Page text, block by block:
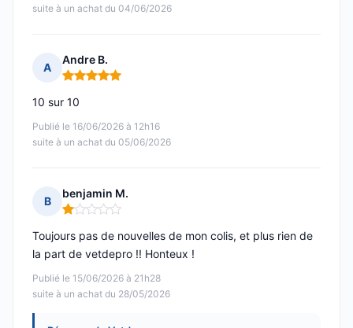
suite à un achat du 04/06/2026
A
Andre B.
Note : 5 sur 5
Publié le 16/06/2026 à 12h16
suite à un achat du 05/06/2026
10 sur 10
B
benjamin M.
Note : 1 sur 5
Publié le 15/06/2026 à 21h28
suite à un achat du 28/05/2026
Toujours pas de nouvelles de mon colis, et plus rien de
la part de vetdepro !! Honteux !